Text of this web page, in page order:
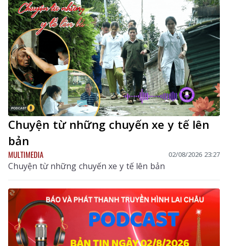
sản xuất chăn nuôi. Hướng dẫn tập trung vào các nội
dung chính gồm: đặc điểm dịch tễ của bệnh, dấu hiệu
nhận biết, các biện pháp phòng bệnh, tiêm phòng vắc
xin, giám sát, xử lý ổ dịch và trách nhiệm của chính
quyền, người chăn nuôi, người tiêu dùng trong công
tác phòng, chống dịch.
Chuyện từ những chuyến xe y tế lên
bản
MULTIMEDIA 02/08/2026 23:27
Chuyện từ những chuyến xe y tế lên bản